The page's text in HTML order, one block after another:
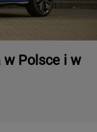
Polsce i w